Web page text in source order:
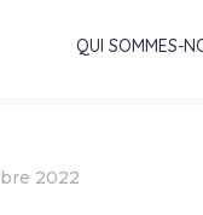
QUI SOMMES-
2022